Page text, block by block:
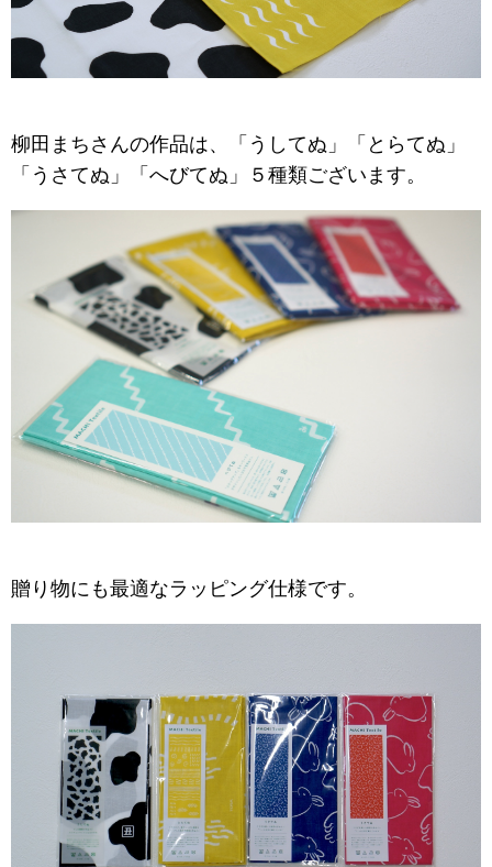
柳田まちさんの作品は、「うしてぬ」「とらてぬ」
「うさてぬ」「へびてぬ」５種類ございます。
贈り物にも最適なラッピング仕様です。